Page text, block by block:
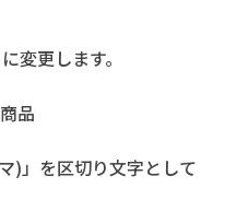
変更します。
品
)」を区切り文字として